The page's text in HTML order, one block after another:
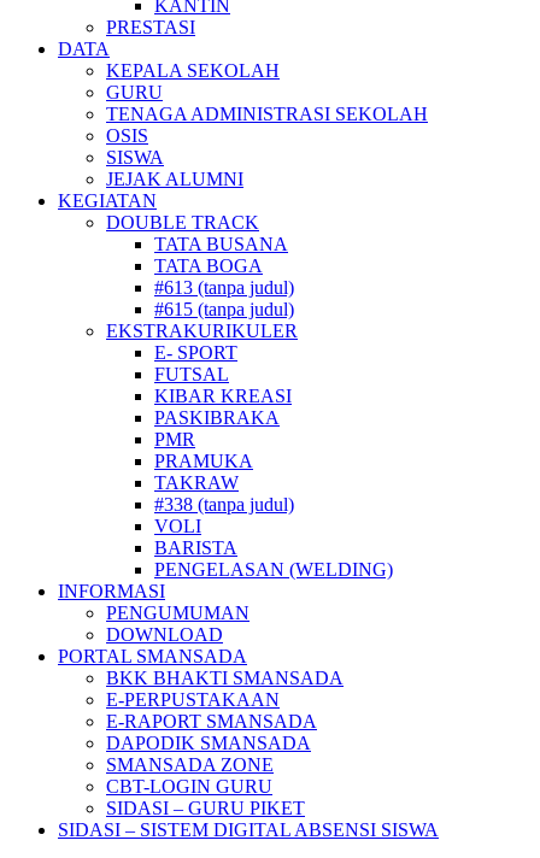
KANTIN
PRESTASI
DATA
KEPALA SEKOLAH
GURU
TENAGA ADMINISTRASI SEKOLAH
OSIS
SISWA
JEJAK ALUMNI
KEGIATAN
DOUBLE TRACK
TATA BUSANA
TATA BOGA
#613 (tanpa judul)
#615 (tanpa judul)
EKSTRAKURIKULER
E- SPORT
FUTSAL
KIBAR KREASI
PASKIBRAKA
PMR
PRAMUKA
TAKRAW
#338 (tanpa judul)
VOLI
BARISTA
PENGELASAN (WELDING)
INFORMASI
PENGUMUMAN
DOWNLOAD
PORTAL SMANSADA
BKK BHAKTI SMANSADA
E-PERPUSTAKAAN
E-RAPORT SMANSADA
DAPODIK SMANSADA
SMANSADA ZONE
CBT-LOGIN GURU
SIDASI – GURU PIKET
SIDASI – SISTEM DIGITAL ABSENSI SISWA